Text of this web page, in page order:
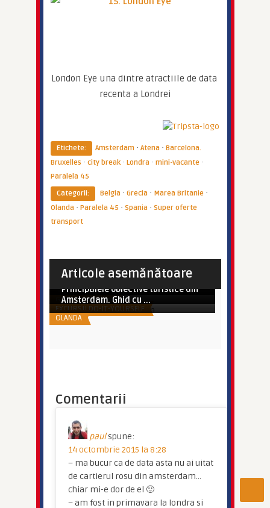
London Eye una dintre atractiile de data
recenta a Londrei
Etichete: Amsterdam · Atena · Barcelona.
Bruxelles · city break· Londra · mini-vacante ·
Paralela 45
Categorii:
Belgia · Grecia · Marea Britanie ·
Olanda · Paralela 45 · Spania · Super oferte
transport
Articole asemănătoare
SUPER OFERTE TRANSPORT
MAREA BRITANIE
Care sunt aeroporturile din zona
Londra si cum putem sa ...
GRECIA
Ghid Eurolife. Ce să vezi și ce să
EXCURSII DO-IT-YOURSELF
Imperator
Cum sa iti planifici un city break
OLANDA
Imperator
Principalele obiective turistice din
Amsterdam. Ghid cu ...
Comentarii
paul spune:
14 octombrie 2015 la 8:28
– ma bucur ca de data asta nu ai uitat
de cartierul rosu din amsterdam…
chiar mi-e dor de el 🙂
– am fost in primavara la londra si